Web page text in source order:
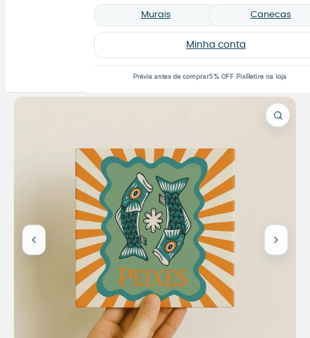
Murais Canecas
Minha conta
Prévia antes de comprar5% OFF PixRetire na loja